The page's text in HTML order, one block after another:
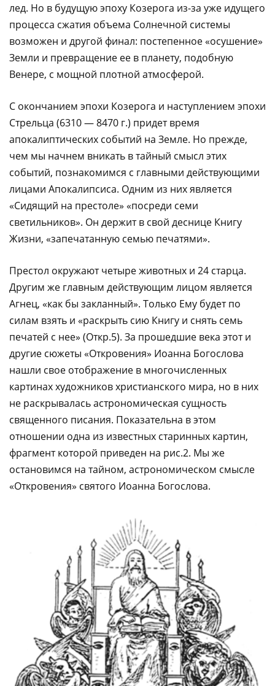
лед. Но в будущую эпоху Козерога из-за уже идущего
процесса сжатия объема Солнечной системы
возможен и другой финал: постепенное «осушение»
Земли и превращение ее в планету, подобную
Венере, с мощной плотной атмосферой.
С окончанием эпохи Козерога и наступлением эпохи
Стрельца (6310 — 8470 г.) придет время
апокалиптических событий на Земле. Но прежде,
чем мы начнем вникать в тайный смысл этих
событий, познакомимся с главными действующими
лицами Апокалипсиса. Одним из них является
«Сидящий на престоле» «посреди семи
светильников». Он держит в свой деснице Книгу
Жизни, «запечатанную семью печатями».
Престол окружают четыре животных и 24 старца.
Другим же главным действующим лицом является
Агнец, «как бы закланный». Только Ему будет по
силам взять и «раскрыть сию Книгу и снять семь
печатей с нее» (Откр.5). За прошедшие века этот и
другие сюжеты «Откровения» Иоанна Богослова
нашли свое отображение в многочисленных
картинах художников христианского мира, но в них
не раскрывалась астрономическая сущность
священного писания. Показательна в этом
отношении одна из известных старинных картин,
фрагмент которой приведен на рис.2. Мы же
остановимся на тайном, астрономическом смысле
«Откровения» святого Иоанна Богослова.